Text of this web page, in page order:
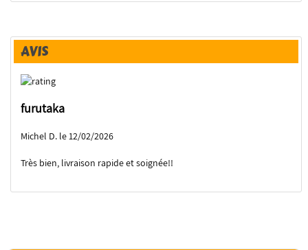
AVIS
furutaka
Michel D. le 12/02/2026
Très bien, livraison rapide et soignée!!